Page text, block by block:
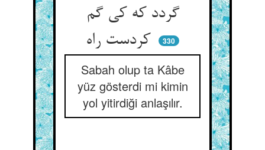
گردد که کی گم
330
Sabah olup ta Kâbe
yüz gösterdi mi kimin
yol yitirdiği anlaşılır.